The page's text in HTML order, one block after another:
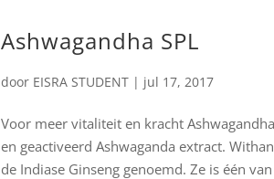
Ashwagandha SPL
door EISRA STUDENT | jul 17, 2017
Voor meer vitaliteit en kracht
en geactiveerd Ashwaganda extract.
de Indiase Ginseng genoemd. Ze is één